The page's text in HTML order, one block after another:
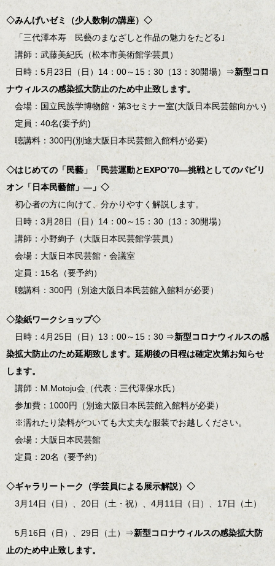
◇みんげいゼミ（少人数制の講座）◇
「三代澤本寿 民藝のまなざしと作品の魅力をたどる｣
講師：武藤美紀氏（松本市美術館学芸員）
日時：5月23日（日）14：00～15：30（13：30開場）⇒新型コロ
ナウィルスの感染拡大防止のため中止致します。
会場：国立民族学博物館・第3セミナー室(大阪日本民芸館向かい)
定員：40名(要予約)
聴講料：300円(別途大阪日本民芸館入館料が必要)
◇はじめての「民藝」「民芸運動とEXPO’70―挑戦としてのパビリ
オン「日本民藝館」―」◇
初心者の方に向けて、分かりやすく解説します。
日時：3月28日（日）14：00～15：30（13：30開場）
講師：小野絢子（大阪日本民芸館学芸員）
会場：大阪日本民芸館・会議室
定員：15名（要予約）
聴講料：300円（別途大阪日本民芸館入館料が必要）
◇染紙ワークショップ◇
日時：4月25日（日）13：00～15：30 ⇒新型コロナウィルスの感
染拡大防止のため延期致します。延期後の日程は確定次第お知らせ
します。
講師：M.Motoju会（代表：三代澤保水氏）
参加費：1000円（別途大阪日本民芸館入館料が必要）
※濡れたり染料がついても大丈夫な服装でお越しください。
会場：大阪日本民芸館
定員：20名（要予約）
◇ギャラリートーク（学芸員による展示解説）◇
3月14日（日）、20日（土・祝）、4月11日（日）、17日（土）
5月16日（日）、29日（土）⇒新型コロナウィルスの感染拡大防
止のため中止致します。